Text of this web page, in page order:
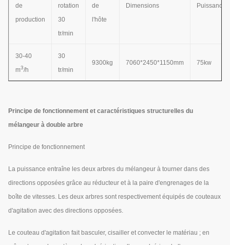
de
production
rotation
30
tr/min
de
l'hôte
Dimensions Puissance
30-40
m3/h
30
tr/min
9300kg 7060*2450*1150mm 75kw
Principe de fonctionnement et caractéristiques structurelles du
mélangeur à double arbre
Principe de fonctionnement
La puissance entraîne les deux arbres du mélangeur à tourner dans des
directions opposées grâce au réducteur et à la paire d'engrenages de la
boîte de vitesses. Les deux arbres sont respectivement équipés de couteaux
d'agitation avec des directions opposées.
Le couteau d'agitation fait basculer, cisailler et convecter le matériau ; en